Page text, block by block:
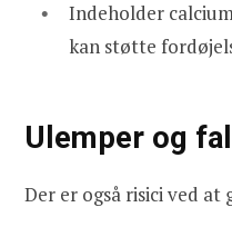
Indeholder
kan støtte
Ulemper og
Der er også risici ved at